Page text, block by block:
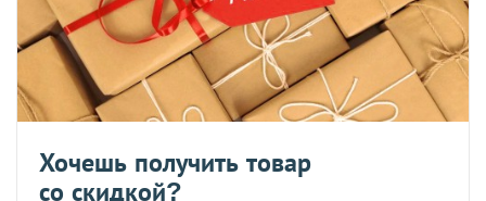
Хочешь получить товар
со скидкой?